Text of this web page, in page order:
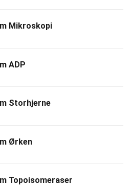
Mikroskopi
ADP
Storhjerne
Ørken
Topoisomeraser